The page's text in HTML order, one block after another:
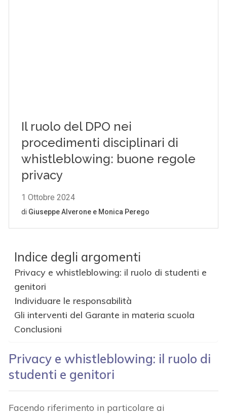
Indice degli argomenti
Privacy e whistleblowing: il ruolo di studenti e
genitori
Individuare le responsabilità
Gli interventi del Garante in materia scuola
Conclusioni
Privacy e whistleblowing: il ruolo di
studenti e genitori
Facendo riferimento in particolare ai